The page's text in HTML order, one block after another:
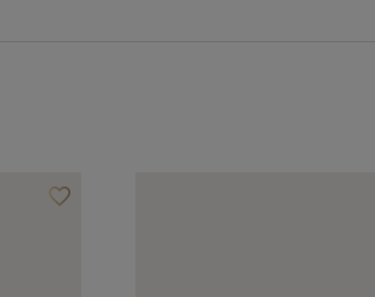
favorite_borderAjouter à vos favoris